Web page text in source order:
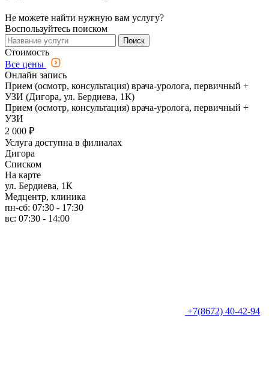
Не можете найти нужную вам услугу?
Воспользуйтесь поиском
Поиск
Стоимость
Все цены
Онлайн запись
Прием (осмотр, консультация) врача-уролога, первичный +
УЗИ (Дигора, ул. Бердиева, 1К)
Прием (осмотр, консультация) врача-уролога, первичный +
УЗИ
2 000 ₽
Услуга доступна в филиалах
Дигора
Списком
На карте
ул. Бердиева, 1К
Медцентр, клиника
пн-сб: 07:30 - 17:30
вс: 07:30 - 14:00
+7(8672) 40-42-94